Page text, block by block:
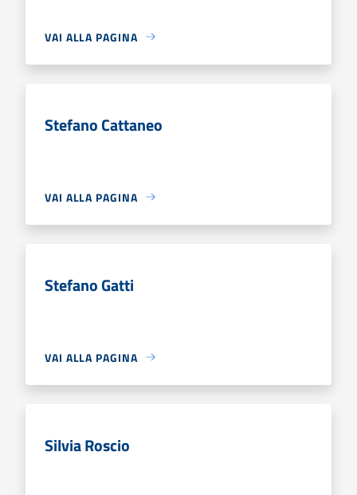
VAI ALLA PAGINA
Stefano Cattaneo
VAI ALLA PAGINA
Stefano Gatti
VAI ALLA PAGINA
Silvia Roscio